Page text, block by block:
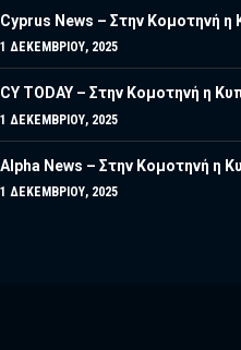
Cyprus News – Στην Κομοτηνή
1 ΔΕΚΕΜΒΡΊΟΥ, 2025
CY TODAY – Στην Κομοτηνή η
1 ΔΕΚΕΜΒΡΊΟΥ, 2025
Alpha News – Στην Κομοτηνή η
1 ΔΕΚΕΜΒΡΊΟΥ, 2025